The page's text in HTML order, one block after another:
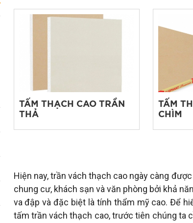
TẤM THẠCH CAO TRẦN
THẢ
TẤM
CHÌM
Hiện nay, trần vách thạch cao ngày càng
chung cư, khách sạn và văn phòng bởi khả
va đập và đặc biệt là tính thẩm mỹ cao. Để
tấm trần vách thạch cao, trước tiên chúng ta